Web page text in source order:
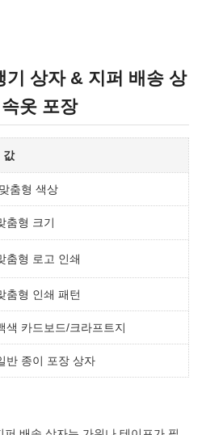
기 상자 & 지퍼 배송 상
옷 포장
값
맞춤형 색상
춤형 크기
춤형 로고 인쇄
춤형 인쇄 패턴
색 카드보드/크라프트지
반 종이 포장 상자